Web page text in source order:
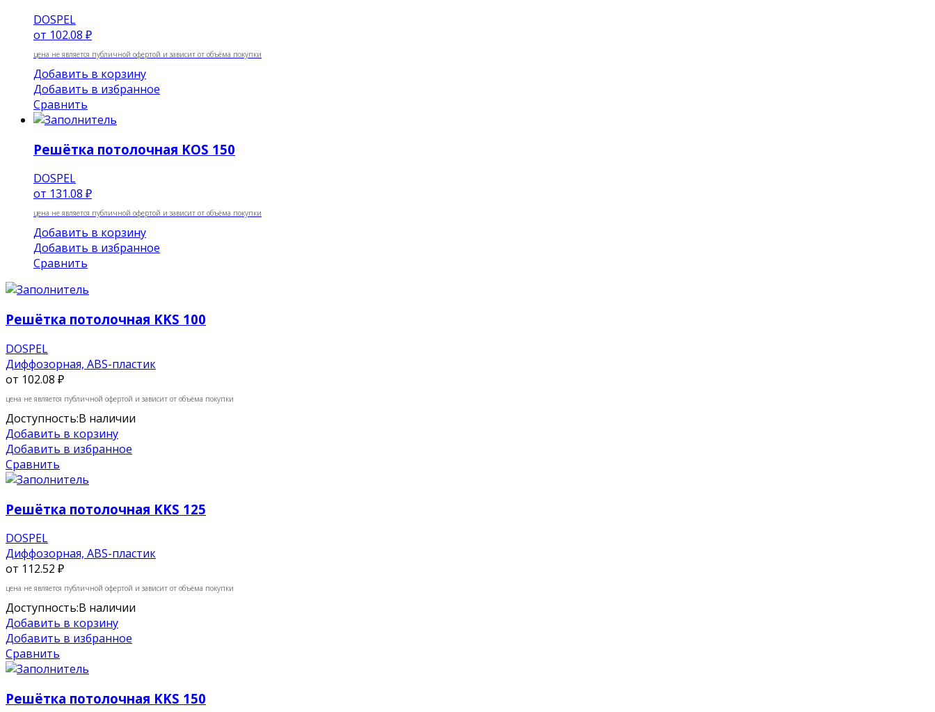
DOSPEL
от 102.08 ₽
цена не является публичной офертой и зависит от объёма покупки
Добавить в корзину
Добавить в избранное
Сравнить
Решётка потолочная KOS 150
DOSPEL
от 131.08 ₽
цена не является публичной офертой и зависит от объёма покупки
Добавить в корзину
Добавить в избранное
Сравнить
Решётка потолочная KKS 100
DOSPEL
Диффозорная, ABS-пластик
от 102.08 ₽
цена не является публичной офертой и зависит от объёма покупки
Доступность:В наличии
Добавить в корзину
Добавить в избранное
Сравнить
Решётка потолочная KKS 125
DOSPEL
Диффозорная, ABS-пластик
от 112.52 ₽
цена не является публичной офертой и зависит от объёма покупки
Доступность:В наличии
Добавить в корзину
Добавить в избранное
Сравнить
Решётка потолочная KKS 150